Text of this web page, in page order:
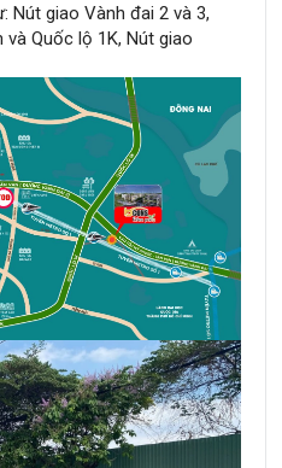
Nút giao Vành đai 2 và 3,
Quốc lộ 1K, Nút giao